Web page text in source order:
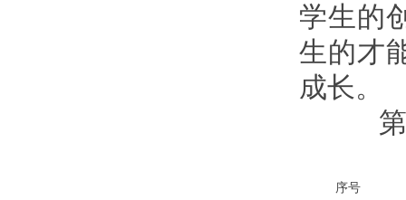
学生的
生的才
成长。
序号